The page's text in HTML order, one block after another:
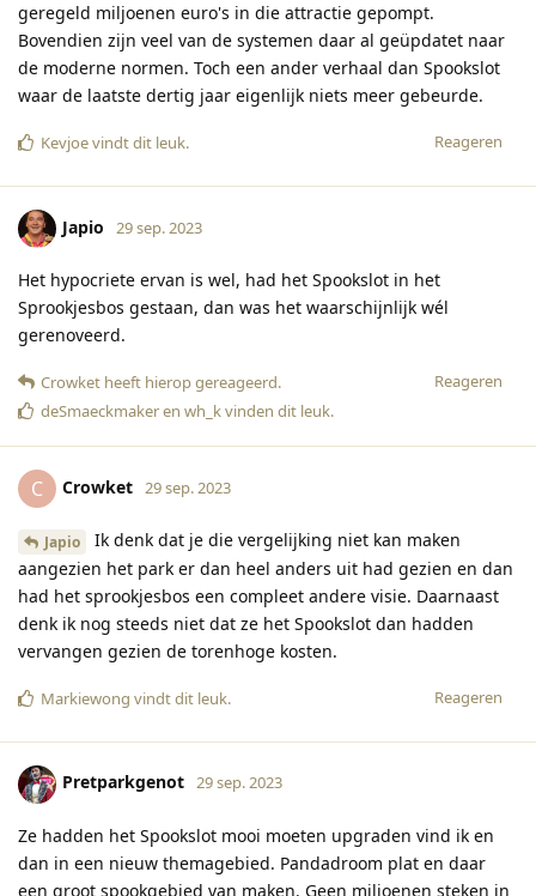
geregeld miljoenen euro's in die attractie gepompt.
Bovendien zijn veel van de systemen daar al geüpdatet naar
de moderne normen. Toch een ander verhaal dan Spookslot
waar de laatste dertig jaar eigenlijk niets meer gebeurde.
Reageren
Kevjoevindt dit leuk.
Japio 29 sep. 2023
Het hypocriete ervan is wel, had het Spookslot in het
Sprookjesbos gestaan, dan was het waarschijnlijk wél
gerenoveerd.
Reageren
Crowket heeft hierop gereageerd.
deSmaeckmakeren wh_kvinden dit leuk.
C Crowket 29 sep. 2023
Japio
Ik denk dat je die vergelijking niet kan maken
aangezien het park er dan heel anders uit had gezien en dan
had het sprookjesbos een compleet andere visie. Daarnaast
denk ik nog steeds niet dat ze het Spookslot dan hadden
vervangen gezien de torenhoge kosten.
Reageren
Markiewong vindt dit leuk.
Pretparkgenot 29 sep. 2023
Ze hadden het Spookslot mooi moeten upgraden vind ik en
dan in een nieuw themagebied. Pandadroom plat en daar
een groot spookgebied van maken. Geen miljoenen steken in